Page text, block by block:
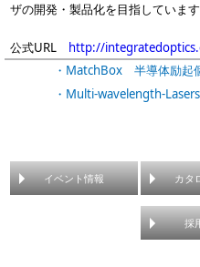
ザの開発・製品化を目指しています
公式URL http://
・MatchBox 半導体励起
・Multi-wavelength-
イベント情報 カタ
採